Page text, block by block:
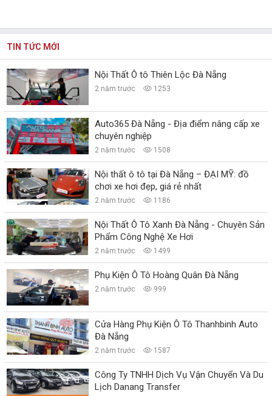
TIN TỨC MỚI
Nội Thất Ô tô Thiên Lộc Đà Nẵng
2 năm trước 1253
Auto365 Đà Nẵng - Địa điểm nâng cấp xe
chuyên nghiệp
2 năm trước 1508
Nội thất ô tô tại Đà Nẵng – ĐẠI MỸ: đồ
chơi xe hơi đẹp, giá rẻ nhất
2 năm trước 1186
Nội Thất Ô Tô Xanh Đà Nẵng - Chuyên Sản
Phẩm Công Nghệ Xe Hơi
2 năm trước 1499
Phụ Kiện Ô Tô Hoàng Quân Đà Nẵng
2 năm trước 999
Cửa Hàng Phụ Kiện Ô Tô Thanhbinh Auto
Đà Nẵng
2 năm trước 1587
Công Ty TNHH Dịch Vụ Vận Chuyển Và Du
Lịch Danang Transfer